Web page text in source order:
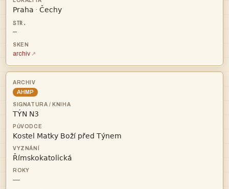
 · 
—
archiv
AHMP



—